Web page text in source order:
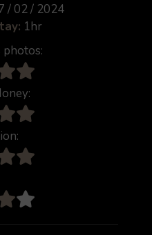
/ 02 / 2024
1hr
photos: